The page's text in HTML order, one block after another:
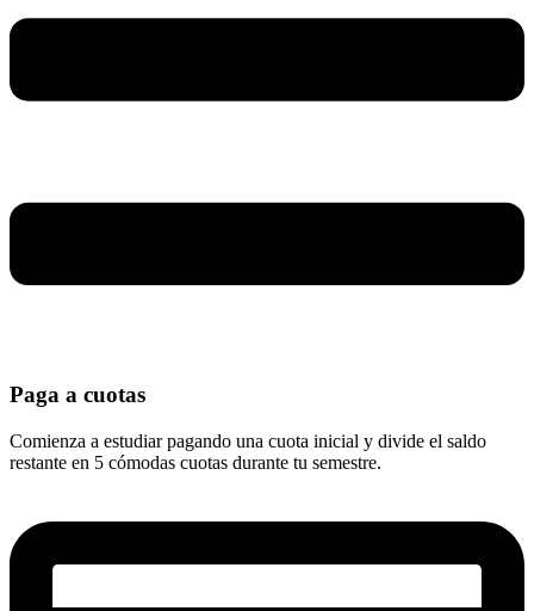
Paga a cuotas
Comienza a estudiar pagando una cuota inicial y divide el saldo
restante en 5 cómodas cuotas durante tu semestre.